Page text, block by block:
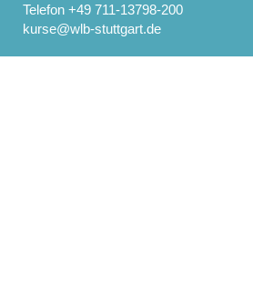
Telefon +49 711-13798-200
kurse@wlb-stuttgart.de